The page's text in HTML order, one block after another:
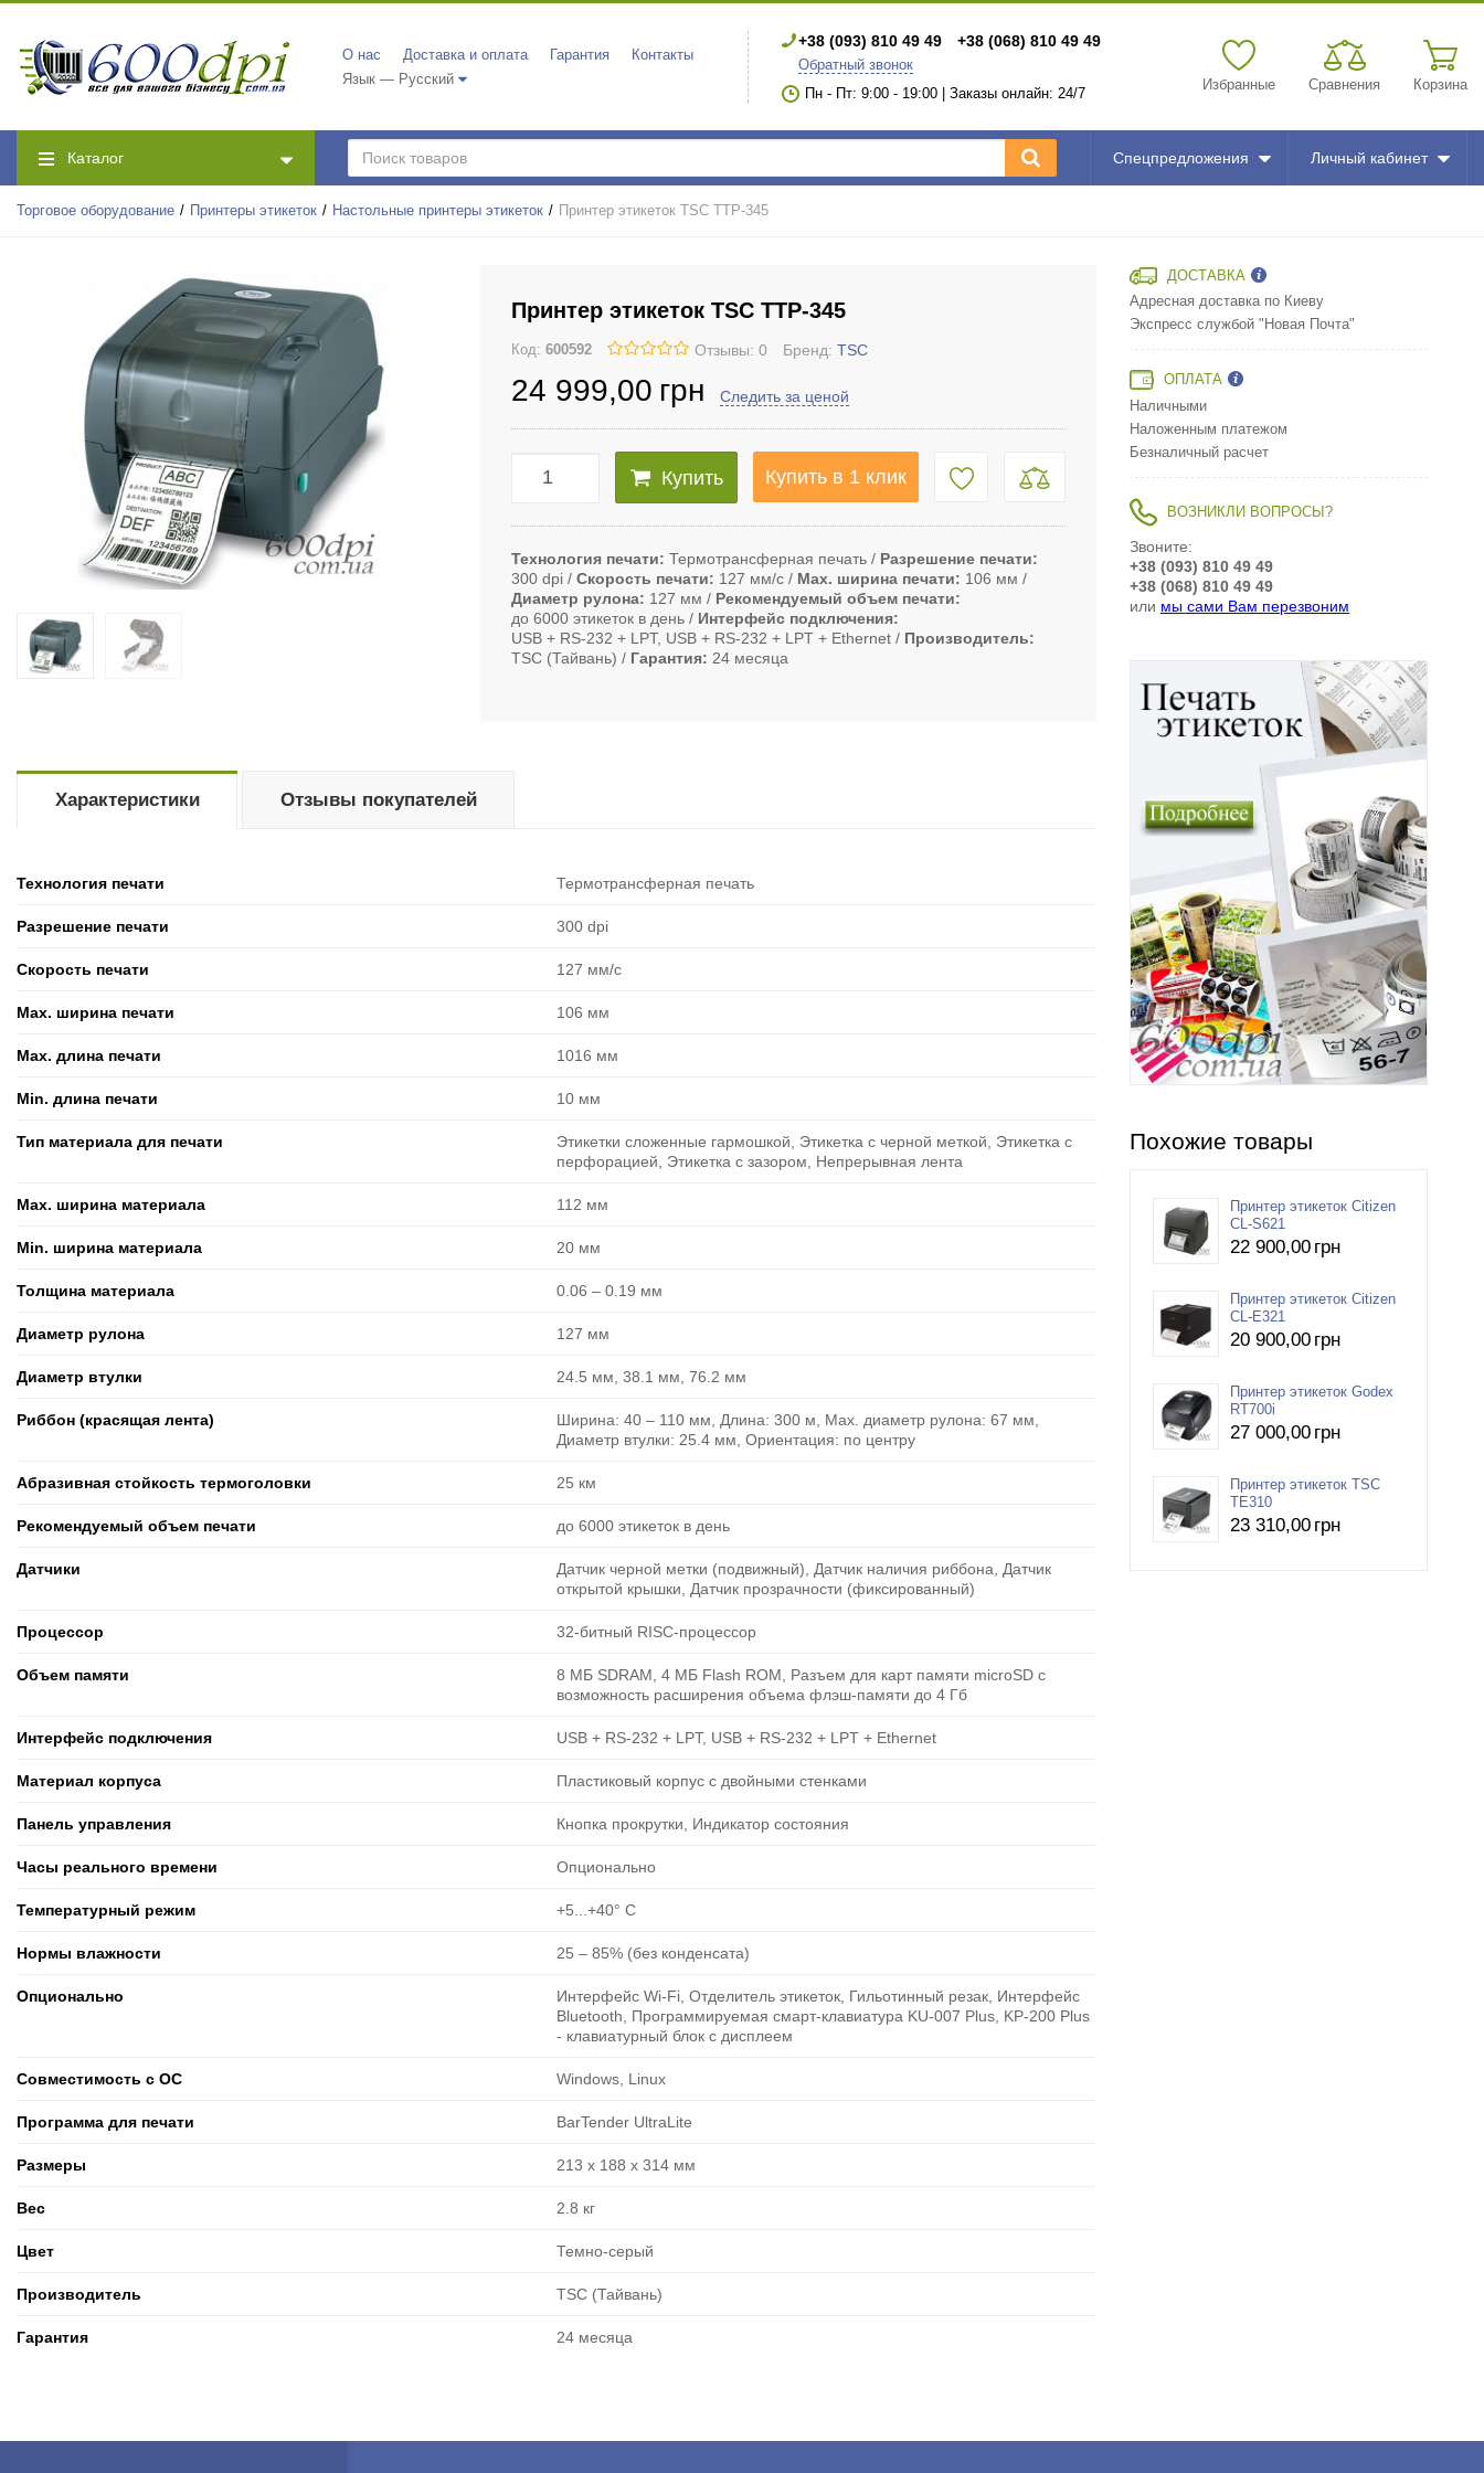
О нас Доставка и оплата Гарантия
Контакты
Язык — Русский
+38 (093) 810 49 49 +38 (068) 810 49 49
Обратный звонок
Пн - Пт: 9:00 - 19:00 | Заказы онлайн: 24/7
Избранные Сравнения Корзина
Каталог Спецпредложения Личный кабинет
Торговое оборудование Принтеры этикеток Настольные принтеры этикеток Принтер этикеток TSC TTP-345
Принтер этикеток TSC TTP-345
Код: 600592 Отзывы: 0 Бренд: TSC
24 999,00 грн Следить за ценой
Купить Купить в 1 клик
Технология печати Термотрансферная печать
Разрешение печати
300 dpi
Скорость печати 127 мм/с Max. ширина печати
106 мм
Диаметр рулона
127 мм
Рекомендуемый объем печати
до 6000 этикеток в день
Интерфейс подключения
USB + RS-232 + LPT, USB + RS-232 + LPT + Ethernet
Производитель
TSC (Тайвань)
Гарантия 24 месяца
Характеристики
Технология печати Термотрансферная печать
Разрешение печати 300 dpi
Скорость печати 127 мм/с
Max. ширина печати 106 мм
Max. длина печати 1016 мм
Min. длина печати 10 мм
Тип материала для печати
Этикетки сложенные гармошкой, Этикетка с черной меткой, Этикетка с
перфорацией, Этикетка с зазором, Непрерывная лента
Max. ширина материала 112 мм
Min. ширина материала 20 мм
Толщина материала 0.06 ‒ 0.19 мм
Диаметр рулона 127 мм
Диаметр втулки 24.5 мм, 38.1 мм, 76.2 мм
Риббон (красящая лента)
Ширина: 40 ‒ 110 мм, Длина: 300 м, Max. диаметр рулона: 67 мм,
Диаметр втулки: 25.4 мм, Ориентация: по центру
Абразивная стойкость термоголовки 25 км
Рекомендуемый объем печати до 6000 этикеток в день
Датчики
Датчик черной метки (подвижный), Датчик наличия риббона, Датчик
открытой крышки, Датчик прозрачности (фиксированный)
Процессор 32-битный RISC-процессор
Объем памяти
8 МБ SDRAM, 4 МБ Flash ROM, Разъем для карт памяти microSD с
возможность расширения объема флэш-памяти до 4 Гб
Интерфейс подключения USB + RS-232 + LPT, USB + RS-232 + LPT + Ethernet
Материал корпуса Пластиковый корпус с двойными стенками
Панель управления Кнопка прокрутки, Индикатор состояния
Часы реального времени Опционально
Температурный режим +5...+40° C
Нормы влажности 25 ‒ 85% (без конденсата)
Опционально
Интерфейс Wi-Fi, Отделитель этикеток, Гильотинный резак, Интерфейс
Bluetooth, Программируемая смарт-клавиатура KU-007 Plus, KP-200 Plus
- клавиатурный блок с дисплеем
Совместимость с ОС Windows, Linux
Программа для печати BarTender UltraLite
Размеры 213 x 188 x 314 мм
Вес 2.8 кг
Цвет Темно-серый
Производитель TSC (Тайвань)
Гарантия 24 месяца
Отзывы покупателей
ДОСТАВКА
Адресная доставка по Киеву
Экспресс службой "Новая Почта"
ОПЛАТА
Наличными
Наложенным платежом
Безналичный расчет
ВОЗНИКЛИ ВОПРОСЫ?
Звоните:
+38 (093) 810 49 49
+38 (068) 810 49 49
или мы сами Вам перезвоним
Похожие товары
Принтер этикеток Citizen
CL-S621
22 900,00 грн
Принтер этикеток Citizen
CL-E321
20 900,00 грн
Принтер этикеток Godex
RT700i
27 000,00 грн
Принтер этикеток TSC
TE310
23 310,00 грн